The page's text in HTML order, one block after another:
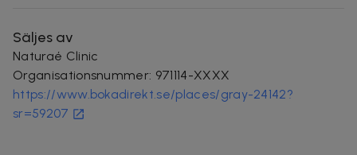
Säljes av
Naturaé Clinic
Organisationsnummer: 971114-XXXX
https://www.bokadirekt.se/places/gray-24142?
sr=59207